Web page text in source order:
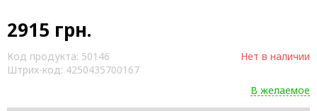
2915 грн.
Код продукта: 50146
Штрих-код: 4250435700167
Нет в наличии
В желаемое